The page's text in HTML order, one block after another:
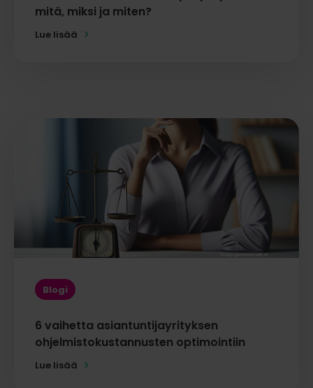
mitä, miksi ja miten?
Lue lisää
Blogi
6 vaihetta asiantuntijayrityksen
ohjelmistokustannusten optimointiin
Lue lisää